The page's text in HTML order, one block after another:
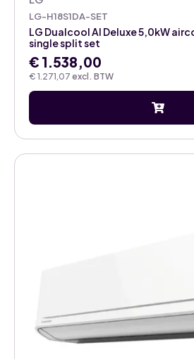
LG-H18S1DA-SET
€ 1.271,07 excl. BTW
LG Dualcool AI Deluxe 5,0kW
single split set
€ 1.538,00